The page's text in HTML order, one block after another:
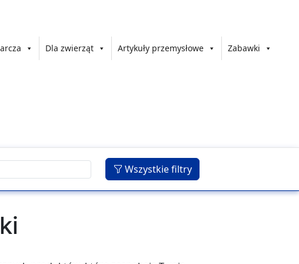
Dla zwierząt Artykuły przemysłowe Zabawki
Wszystkie filtry